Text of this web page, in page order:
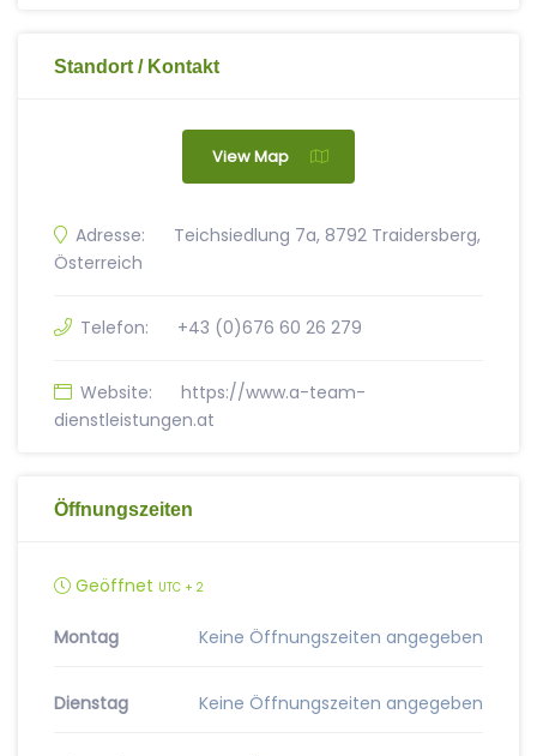
Standort / Kontakt
View Map
Adresse:
Teichsiedlung 7a, 8792 Traidersberg,
Österreich
Telefon: +43 (0)676 60 26 279
Website:
https://www.a-team-
dienstleistungen.at
Öffnungszeiten
Geöffnet UTC + 2
Montag Keine Öffnungszeiten angegeben
Dienstag Keine Öffnungszeiten angegeben